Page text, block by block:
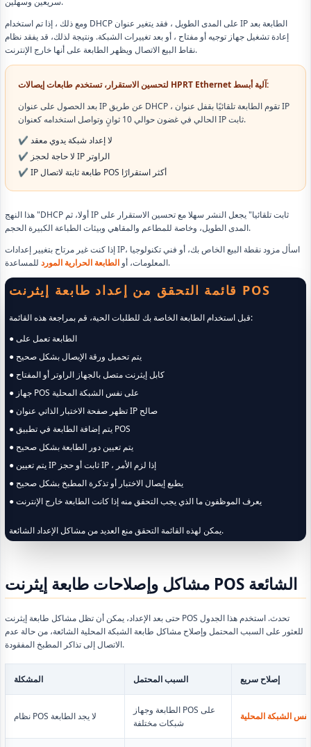
ومع ذلك ، إذا تم استخدام DHCP على المدى الطويل ، فقد يتغير عنوان IP الطابعة بعد
إعادة تشغيل جهاز توجيه أو مفتاح ، أو بعد تغييرات الشبكة. ونتيجة لذلك، قد يفقد نظام
نقاط البيع الاتصال ويظهر الطابعة على أنها خارج الإنترنت.
لتحسين الاستقرار، تستخدم طابعات إيصالات HPRT Ethernet آلية أبسط:
بعد الحصول على عنوان IP عن طريق DHCP ، تقوم الطابعة تلقائيًا بقفل عنوان IP
الحالي في غضون حوالي 10 ثوانٍ وتواصل استخدامه كعنوان IP ثابت.
✔ لا إعداد شبكة يدوي معقد
✔ لا حاجة لحجز IP الراوتر
✔ IP طابعة ثابتة لاتصال POS أكثر استقرارًا
هذا النهج "DHCP أولا، ثم IP ثابت تلقائيا" يجعل النشر سهلا مع تحسين الاستقرار على
المدى الطويل، وخاصة للمطاعم والمقاهي وبيئات الطباعة الكبيرة الحجم.
إذا كنت غير مرتاح بتغيير إعدادات IP، اسأل مزود نقطة البيع الخاص بك، أو فني تكنولوجيا
المعلومات، أو الطابعة الحرارية المورد للمساعدة.
قائمة التحقق من إعداد طابعة إيثرنت POS
قبل استخدام الطابعة الخاصة بك للطلبات الحية، قم بمراجعة هذه القائمة:
● الطابعة تعمل على
● يتم تحميل ورقة الإيصال بشكل صحيح
● كابل إيثرنت متصل بالجهاز الراوتر أو المفتاح
● جهاز POS على نفس الشبكة المحلية
● تظهر صفحة الاختبار الذاتي عنوان IP صالح
● يتم إضافة الطابعة في تطبيق POS
● يتم تعيين دور الطابعة بشكل صحيح
● يتم تعيين IP ثابت أو حجز IP ، إذا لزم الأمر
● يطبع إيصال الاختبار أو تذكرة المطبخ بشكل صحيح
● يعرف الموظفون ما الذي يجب التحقق منه إذا كانت الطابعة خارج الإنترنت
يمكن لهذه القائمة التحقق منع العديد من مشاكل الإعداد الشائعة.
مشاكل وإصلاحات طابعة إيثرنت POS الشائعة
حتى بعد الإعداد، يمكن أن تظل مشاكل طابعة إيثرنت POS تحدث. استخدم هذا الجدول
للعثور على السبب المحتمل وإصلاح مشاكل طابعة الشبكة المحلية الشائعة، من حالة عدم
الاتصال إلى تذاكر المطبخ المفقودة.
المشكلة السبب المحتمل إصلاح سريع
نظام POS لا يجد الطابعة
الطابعة وجهاز POS على
شبكات مختلفة
الشبكة المحلية